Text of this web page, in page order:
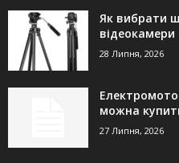
Як вибрати
відеокамери
28 Липня, 2026
можна
27 Липня, 2026